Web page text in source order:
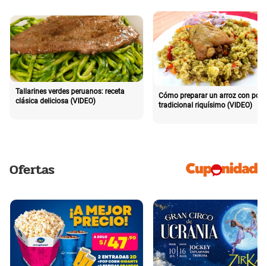
Tallarines verdes peruanos: receta
clásica deliciosa (VIDEO)
Cómo preparar un arroz con pollo
tradicional riquísimo (VIDEO)
Ofertas